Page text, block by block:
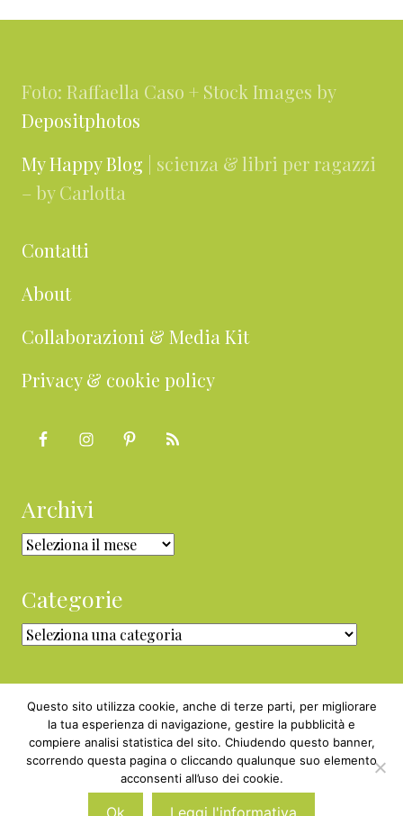
Foto: Raffaella Caso + Stock Images by
Depositphotos
My Happy Blog | scienza & libri per ragazzi
– by Carlotta
Contatti
About
Collaborazioni & Media Kit
Privacy & cookie policy
Archivi
Archivi
Categorie
Categorie
Copyright © 2010 - 2026 BabyGreen™ ·
P.IVA 05829800969 · Webmaster
Nexnova.net
Questo sito utilizza cookie, anche di terze parti, per migliorare
la tua esperienza di navigazione, gestire la pubblicità e
compiere analisi statistica del sito. Chiudendo questo banner,
scorrendo questa pagina o cliccando qualunque suo elemento
acconsenti all’uso dei cookie.
Ok Leggi l'informativa